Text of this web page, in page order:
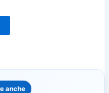
anche